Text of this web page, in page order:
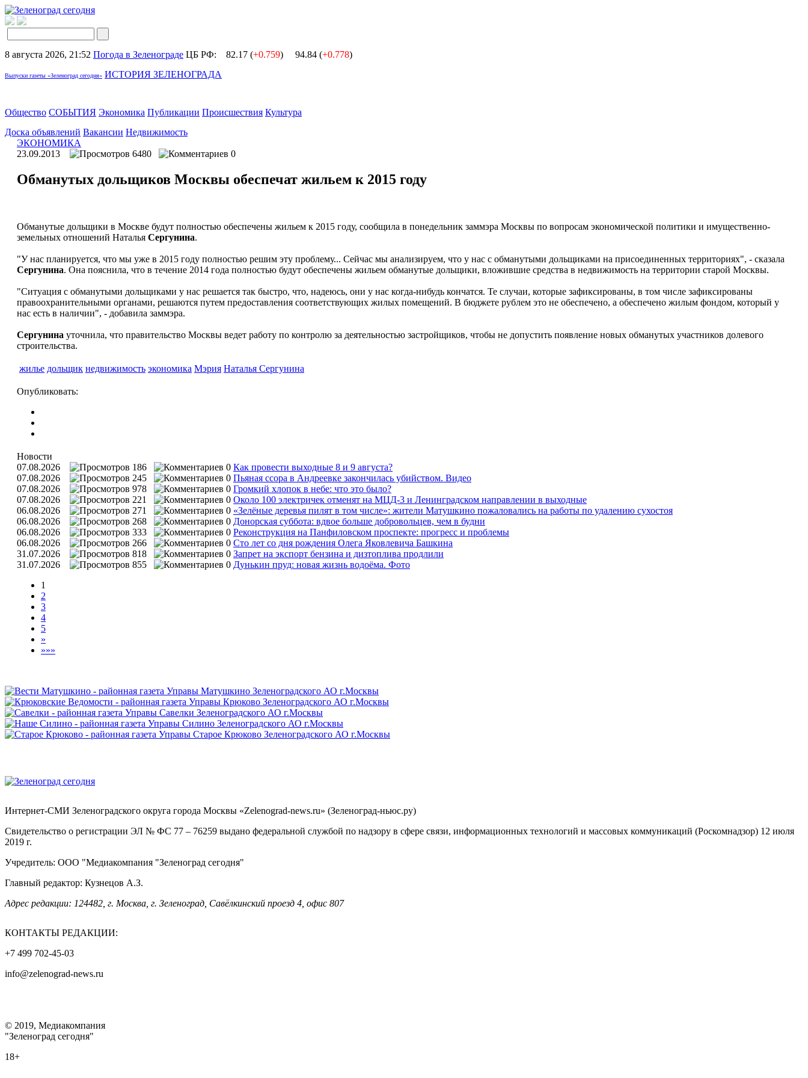
8 августа 2026, 21:52 Погода в Зеленограде ЦБ РФ: 82.17 (+0.759) 94.84 (+0.778)
Выпуски газеты «Зеленоград сегодня» ИСТОРИЯ ЗЕЛЕНОГРАДА
Общество СОБЫТИЯ Экономика Публикации Происшествия Культура
Доска объявлений Вакансии Недвижимость
ЭКОНОМИКА
23.09.2013
6480 0
Обманутых дольщиков Москвы обеспечат жильем к 2015 году
Обманутые дольщики в Москве будут полностью обеспечены жильем к 2015 году, сообщила в понедельник заммэра Москвы по вопросам экономической политики и имущественно-
земельных отношений Наталья Сергунина.
"У нас планируется, что мы уже в 2015 году полностью решим эту проблему... Сейчас мы анализируем, что у нас с обманутыми дольщиками на присоединенных территориях", - сказала
Сергунина. Она пояснила, что в течение 2014 года полностью будут обеспечены жильем обманутые дольщики, вложившие средства в недвижимость на территории старой Москвы.
"Ситуация с обманутыми дольщиками у нас решается так быстро, что, надеюсь, они у нас когда-нибудь кончатся. Те случаи, которые зафиксированы, в том числе зафиксированы
правоохранительными органами, решаются путем предоставления соответствующих жилых помещений. В бюджете рублем это не обеспечено, а обеспечено жилым фондом, который у
нас есть в наличии", - добавила заммэра.
Сергунина уточнила, что правительство Москвы ведет работу по контролю за деятельностью застройщиков, чтобы не допустить появление новых обманутых участников долевого
строительства.
жилье дольщик недвижимость экономика Мэрия Наталья Сергунина
Опубликовать:
Новости
07.08.2026
186 0 Как провести выходные 8 и 9 августа?
07.08.2026
245 0 Пьяная ссора в Андреевке закончилась убийством. Видео
07.08.2026
978 0 Громкий хлопок в небе: что это было?
07.08.2026
221 0 Около 100 электричек отменят на МЦД-3 и Ленинградском направлении в выходные
06.08.2026
271 0 «Зелёные деревья пилят в том числе»: жители Матушкино пожаловались на работы по удалению сухостоя
06.08.2026
268 0 Донорская суббота: вдвое больше добровольцев, чем в будни
06.08.2026
333 0 Реконструкция на Панфиловском проспекте: прогресс и проблемы
06.08.2026
266 0 Сто лет со дня рождения Олега Яковлевича Башкина
31.07.2026
818 0 Запрет на экспорт бензина и дизтоплива продлили
31.07.2026
855 0 Дунькин пруд: новая жизнь водоёма. Фото
1
2
3
4
5
»
»»»
Интернет-СМИ Зеленоградского округа города Москвы «Zelenograd-news.ru» (Зеленоград-ньюс.ру)
Свидетельство о регистрации ЭЛ № ФС 77 – 76259 выдано федеральной службой по надзору в сфере связи, информационных технологий и массовых коммуникаций (Роскомнадзор) 12 июля
2019 г.
Учредитель: ООО "Медиакомпания "Зеленоград сегодня"
Главный редактор: Кузнецов А.З.
Адрес редакции: 124482, г. Москва, г. Зеленоград, Савёлкинский проезд 4, офис 807
КОНТАКТЫ РЕДАКЦИИ:
+7 499 702-45-03
info@zelenograd-news.ru
© 2019, Медиакомпания
"Зеленоград сегодня"
18+